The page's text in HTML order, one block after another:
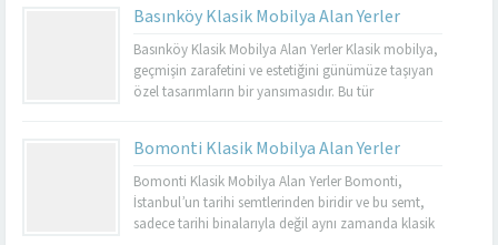
Basınköy Klasik Mobilya Alan Yerler
Basınköy Klasik Mobilya Alan Yerler Klasik mobilya,
geçmişin zarafetini ve estetiğini günümüze taşıyan
özel tasarımların bir yansımasıdır. Bu tür
mobilya alan yerler, bu tür özel parçaları
değerlendirmek isteyenler için mükemmel bir
seçenektir. Eğer siz de eski mobilyalarınızı satmayı...
Bomonti Klasik Mobilya Alan Yerler
Bomonti Klasik Mobilya Alan Yerler Bomonti,
İstanbul’un tarihi semtlerinden biridir ve bu semt,
sadece tarihi binalarıyla değil aynı zamanda klasik